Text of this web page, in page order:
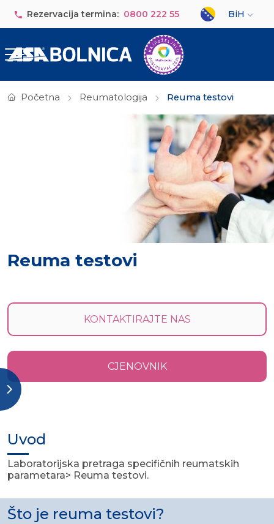
Rezervacija termina: 0800 222 55
Select your
BiH
Početna Reumatologija Reuma testovi
Reuma testovi
KONTAKTIRAJTE NAS
CJENOVNIK
Uvod
Laboratorijska pretraga specifičnih reumatskih
parametara> Reuma testovi.
Što je reuma testovi?